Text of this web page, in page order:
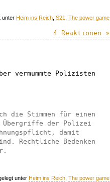
unter Heim ins Reich S21 The power game
4 Reaktionen »
vermummte Polizisten
die Stimmen für einen
Übergriffe der Polizei
damit
Rechtliche Bedenken
unter Heim ins Reich The power game